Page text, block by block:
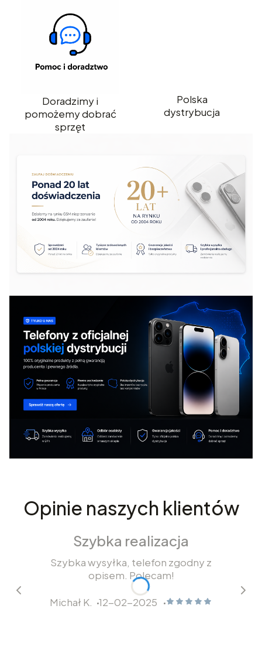
Doradzimy i
pomożemy dobrać
sprzęt
Polska
dystrybucja
Opinie naszych klientów
Szybka realizacja
Szybka wysyłka, telefon zgodny z
opisem. Polecam!
Michał K. 12-02-2025Michał K. dał ocenę: 5